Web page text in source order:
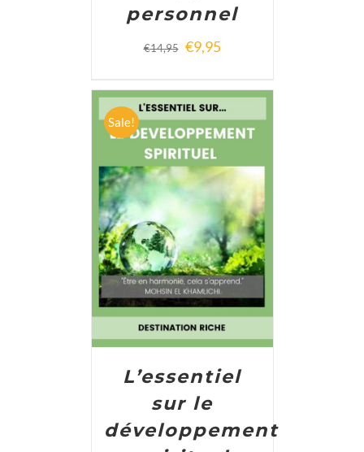
personnel
€14,95 €9,95
Sale!
ADD TO CART DETAILS
L’essentiel
sur le
développement